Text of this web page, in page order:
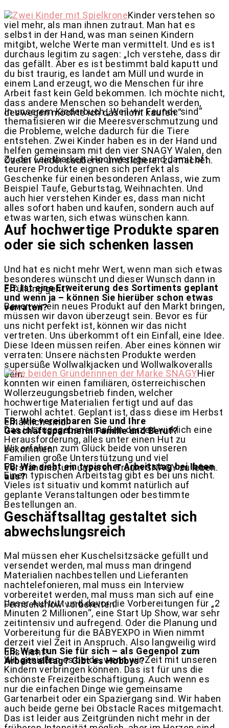
Kinder verstehen so
viel mehr, als man ihnen zutraut. Man hat es
selbst in der Hand, was man seinen Kindern
mitgibt, welche Werte man vermittelt. Und es ist
durchaus legitim zu sagen: „Ich verstehe, dass dir
das gefällt. Aber es ist bestimmt bald kaputt und
du bist traurig, es landet am Müll und wurde in
einem Land erzeugt, wo die Menschen für ihre
Arbeit fast kein Geld bekommen. Ich möchte nicht,
dass andere Menschen so behandelt werden,
deswegen möchte ich das nicht kaufen.“
In unserem Kinderbuch „Weil wir Feunde sind“
thematisieren wir die Meeresverschmutzung und
die Probleme, welche dadurch für die Tiere
entstehen. Zwei Kinder haben es in der Hand und
helfen gemeinsam mit den vier SNAGY Walen, den
Ozean wieder sauberer und sicherer zu machen.
Zu der Leistbarkeit: Hochwertige und damit oft
teurere Produkte eignen sich perfekt als
Geschenke für einen besonderen Anlass, wie zum
Beispiel Taufe, Geburtstag, Weihnachten. Und
auch hier verstehen Kinder es, dass man nicht
alles sofort haben und kaufen, sondern auch auf
etwas warten, sich etwas wünschen kann.
Auf hochwertige Produkte sparen
oder sie sich schenken lassen
Und hat es nicht mehr Wert, wenn man sich etwas
besonderes wünscht und dieser Wunsch dann in
Erfüllung geht?
FB: Ist eine Erweiterung des Sortiments geplant
und wenn ja – können Sie hierüber schon etwas
verraten?
Bevor wir ein neues Produkt auf den Markt bringen,
müssen wir davon überzeugt sein. Bevor es für
uns nicht perfekt ist, können wir das nicht
vertreten. Uns überkommt oft ein Einfall, eine Idee.
Diese Ideen müssen reifen. Aber eines können wir
verraten: Unsere nächsten Produkte werden
supersüße Wollwalkjacken und Wollwalkoveralls
sein.
Hier
konnten wir einen familiären, österreichischen
Wollerzeugungsbetrieb finden, welcher
hochwertige Materialien fertigt und auf das
Tierwohl achtet. Geplant ist, dass diese im Herbst
erhältlich sind.
FB: Wie vereinbaren Sie und Ihre
Geschäftspartnerin Familie und Beruf?
Das ist zugegebenermaßen derzeit wirklich eine
Herausforderung, alles unter einen Hut zu
bekommen.
Wir erfahren zum Glück beide von unseren
Familien große Unterstützung und viel
Verständnis, um unseren Traum SNAGY zu leben.
FB: Wie sieht ein typischer Arbeitstag bei Ihnen
aus?
Einen typischen Arbeitstag gibt es bei uns nicht.
Vieles ist situativ und kommt natürlich auf
geplante Veranstaltungen oder bestimmte
Bestellungen an.
Geschäftsalltag gestaltet sich
abwechslungsreich
Mal müssen eher Kuschelsitzsäcke gefüllt und
versendet werden, mal muss man dringend
Materialien nachbestellen und Lieferanten
nachtelefonieren, mal muss ein Interview
vorbereitet werden, mal muss man sich auf eine
Fernsehshow vorbereiten.
Unser Auftritt und davor die Vorbereitungen für „2
Minuten 2 Millionen“, eine Start Up Show, war sehr
zeitintensiv und aufregend. Oder die Planung und
Vorbereitung für die BABYEXPO in Wien nimmt
derzeit viel Zeit in Anspruch. Also langweilig wird
uns nicht!
FB: Was tun Sie für sich – als Gegenpol zum
Arbeitsalltag? Gibt es Hobbys?
Wir genießen es beide, wenn wir Zeit mit unseren
Kindern verbringen können. Das ist für uns die
schönste Freizeitbeschäftigung. Auch wenn es
nur die einfachen Dinge wie gemeinsame
Gartenarbeit oder ein Spaziergang sind. Wir haben
auch beide gerne bei Obstacle Races mitgemacht.
Das ist leider aus Zeitgründen nicht mehr in der